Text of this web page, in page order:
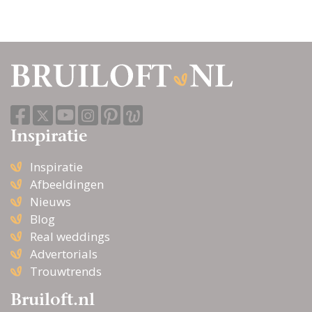
volledig voorbereid en ontspannen aan jouw
trouwdag begint.
Inspiratie
Inspiratie
Afbeeldingen
Nieuws
Blog
Real weddings
Advertorials
Trouwtrends
Bruiloft.nl